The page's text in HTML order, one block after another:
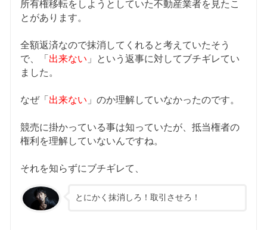
所有権移転をしようとしていた不動産業者を見たこ
とがあります。
全額返済なので抹消してくれると考えていたそう
で、「 出来ない 」という返事に対してブチギレてい
ました。
なぜ「 出来ない 」のか理解していなかったのです。
競売に掛かっている事は知っていたが、抵当権者の
権利を理解していないんですね。
それを知らずにブチギレて、
とにかく抹消しろ！取引させろ！